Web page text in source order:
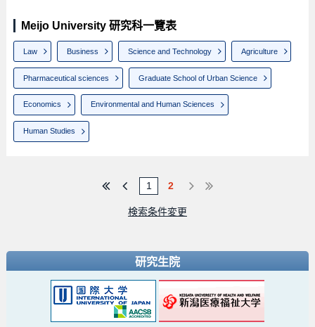
Meijo University 研究科一覽表
Law Business Science and Technology Agriculture
Pharmaceutical sciences Graduate School of Urban Science
Economics Environmental and Human Sciences
Human Studies
1 2
検索条件変更
研究生院